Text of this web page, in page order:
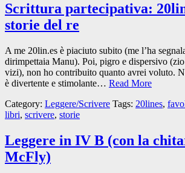
Scrittura partecipativa:
storie del re
A me 20lin.es è piaciuto subito (me l’ha
dirimpettaia Manu). Poi, pigro e dispersivo
vizi), non ho contribuito quanto avrei voluto.
è divertente e stimolante… Read More
Category: Leggere/Scrivere Tags: 20lines,
libri, scrivere, storie
Leggere in IV B (con la
McFly)